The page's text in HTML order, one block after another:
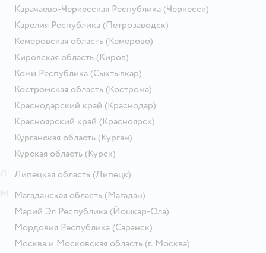
Карачаево-Черкесская Республика (Черкесск)
Карелия Республика (Петрозаводск)
Кемеровская область (Кемерово)
Кировская область (Киров)
Коми Республика (Сыктывкар)
Костромская область (Кострома)
Краснодарский край (Краснодар)
Красноярский край (Красноярск)
Курганская область (Курган)
Курская область (Курск)
Липецкая область (Липецк)
Магаданская область (Магадан)
Марий Эл Республика (Йошкар-Ола)
Мордовия Республика (Саранск)
Москва и Московская область (г. Москва)